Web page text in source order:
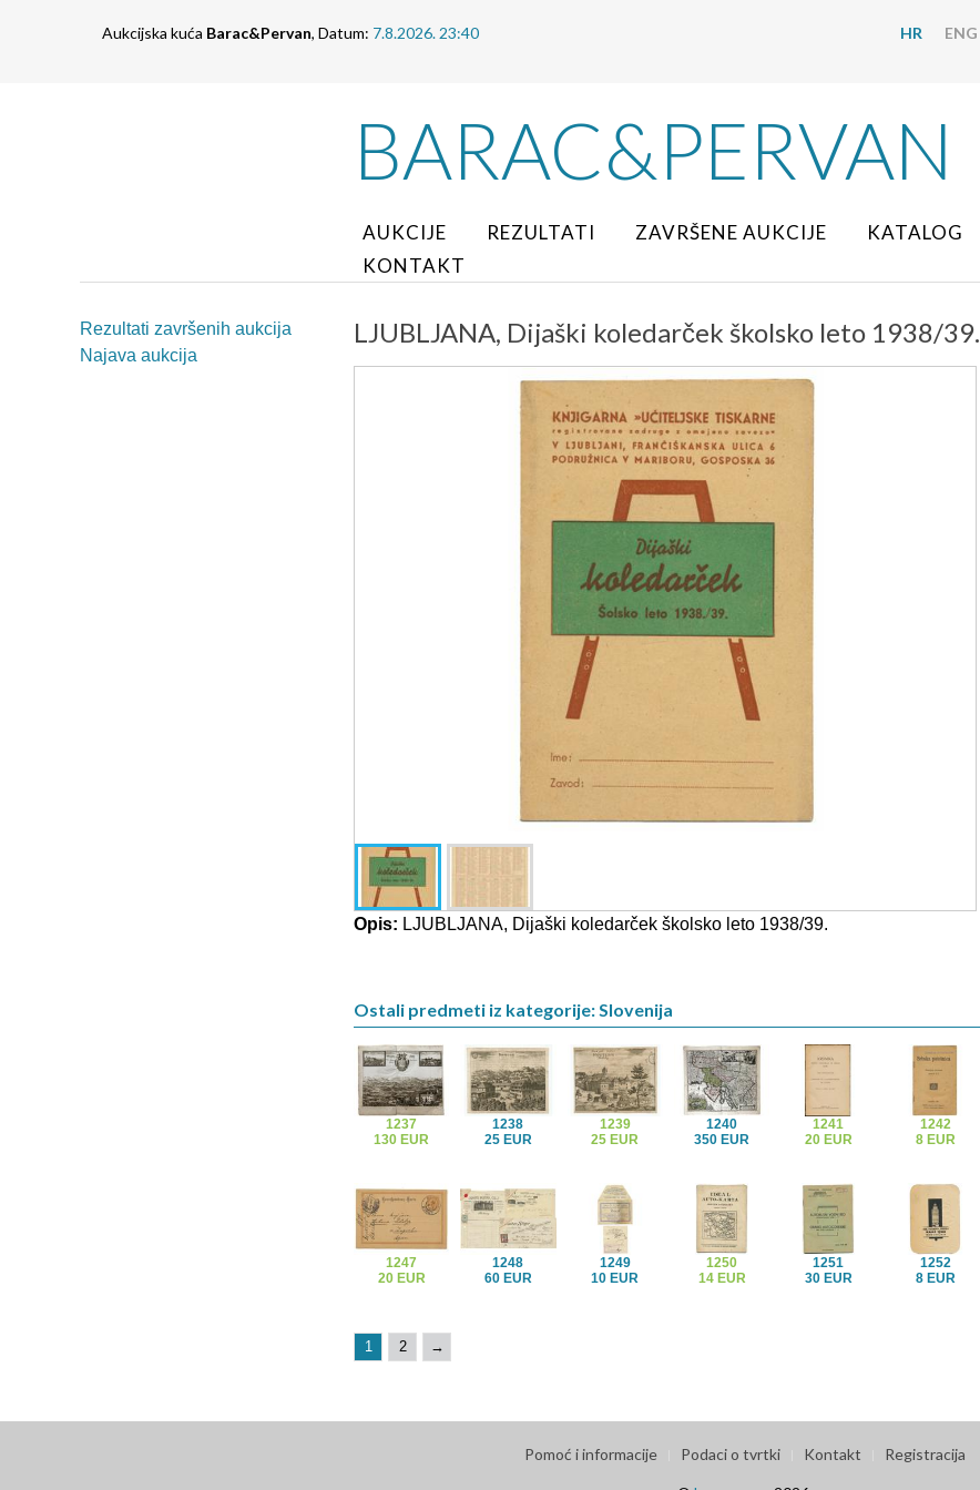
Aukcijska kuća Barac&Pervan, Datum: 7.8.2026. 23:40 HR ENG
BARAC&PERVAN
AUKCIJE REZULTATI ZAVRŠENE AUKCIJE KATALOG
KONTAKT
Rezultati završenih aukcija
Najava aukcija
LJUBLJANA, Dijaški koledarček školsko leto 1938/39.
Opis: LJUBLJANA, Dijaški koledarček školsko leto 1938/39.
Ostali predmeti iz kategorije: Slovenija
1237
130 EUR
1238
25 EUR
1239
25 EUR
1240
350 EUR
1241
20 EUR
1242
8 EUR
1247
20 EUR
1248
60 EUR
1249
10 EUR
1250
14 EUR
1251
30 EUR
1252
8 EUR
1 2 →
Pomoć i informacije Podaci o tvrtki Kontakt Registracija